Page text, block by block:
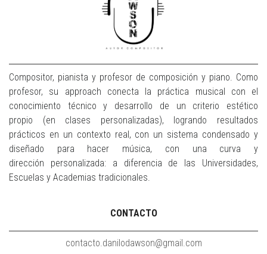
Compositor, pianista y profesor de composición y piano. Como
profesor, su approach conecta la práctica musical con el
conocimiento técnico y desarrollo de un criterio estético
propio (en clases personalizadas), logrando resultados
prácticos en un contexto real, con un sistema condensado y
diseñado para hacer música, con una curva y
dirección personalizada: a diferencia de las Universidades,
Escuelas y Academias tradicionales.
CONTACTO
contacto.danilodawson@gmail.com